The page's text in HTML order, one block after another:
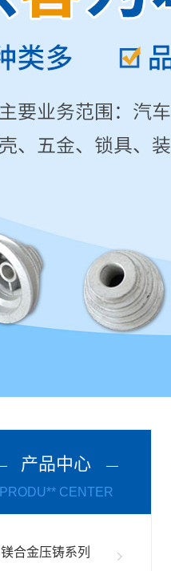
产品中心
PRODU** CENTER
镁合金压铸系列